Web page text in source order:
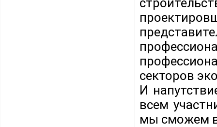
секторов
И
всем
мы сможем